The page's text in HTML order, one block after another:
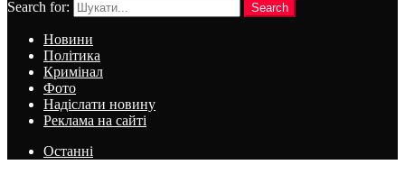
Search for:
Search
Новини
Політика
Кримінал
Фото
Надіслати новину
Реклама на сайті
Останні